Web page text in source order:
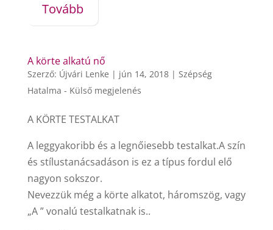
Tovább
A körte alkatú nő
Szerző: Újvári Lenke | jún 14, 2018| Szépség
Hatalma - Külső megjelenés
A KÖRTE TESTALKAT
A leggyakoribb és a legnőiesebb testalkat.A szín
és stílustanácsadáson is ez a típus fordul elő
nagyon sokszor.
Nevezzük még a körte alkatot, háromszög, vagy
„A ” vonalú testalkatnak is..